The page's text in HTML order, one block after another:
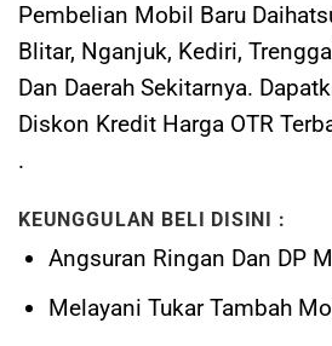
Pembelian Mobil Baru
Blitar, Nganjuk, Kediri,
Dan Daerah Sekitarnya.
Diskon Kredit Harga OTR
.
KEUNGGULAN BELI DISINI :
Angsuran Ringan Dan DP
MelayaniTukar Tambah